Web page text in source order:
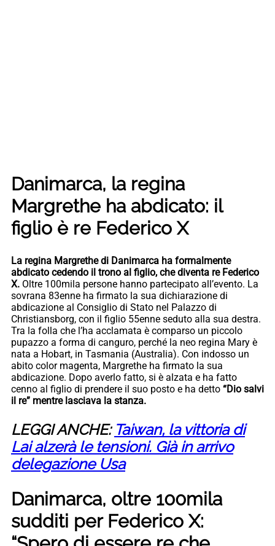
Danimarca, la regina
Margrethe ha abdicato: il
figlio è re Federico X
La regina Margrethe di Danimarca ha formalmente
abdicato cedendo il trono al figlio, che diventa re Federico
X. Oltre 100mila persone hanno partecipato all’evento. La
sovrana 83enne ha firmato la sua dichiarazione di
abdicazione al Consiglio di Stato nel Palazzo di
Christiansborg, con il figlio 55enne seduto alla sua destra.
Tra la folla che l’ha acclamata è comparso un piccolo
pupazzo a forma di canguro, perché la neo regina Mary è
nata a Hobart, in Tasmania (Australia). Con indosso un
abito color magenta, Margrethe ha firmato la sua
abdicazione. Dopo averlo fatto, si è alzata e ha fatto
cenno al figlio di prendere il suo posto e ha detto “Dio salvi
il re” mentre lasciava la stanza.
LEGGI ANCHE: Taiwan, la vittoria di
Lai alzerà le tensioni. Già in arrivo
delegazione Usa
Danimarca, oltre 100mila
sudditi per Federico X: